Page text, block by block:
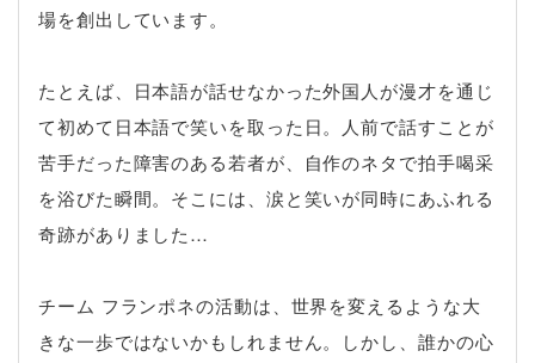
場を創出しています。
たとえば、日本語が話せなかった外国人が漫才を通じ
て初めて日本語で笑いを取った日。人前で話すことが
苦手だった障害のある若者が、自作のネタで拍手喝采
を浴びた瞬間。そこには、涙と笑いが同時にあふれる
奇跡がありました…
チーム フランポネの活動は、世界を変えるような大
きな一歩ではないかもしれません。しかし、誰かの心